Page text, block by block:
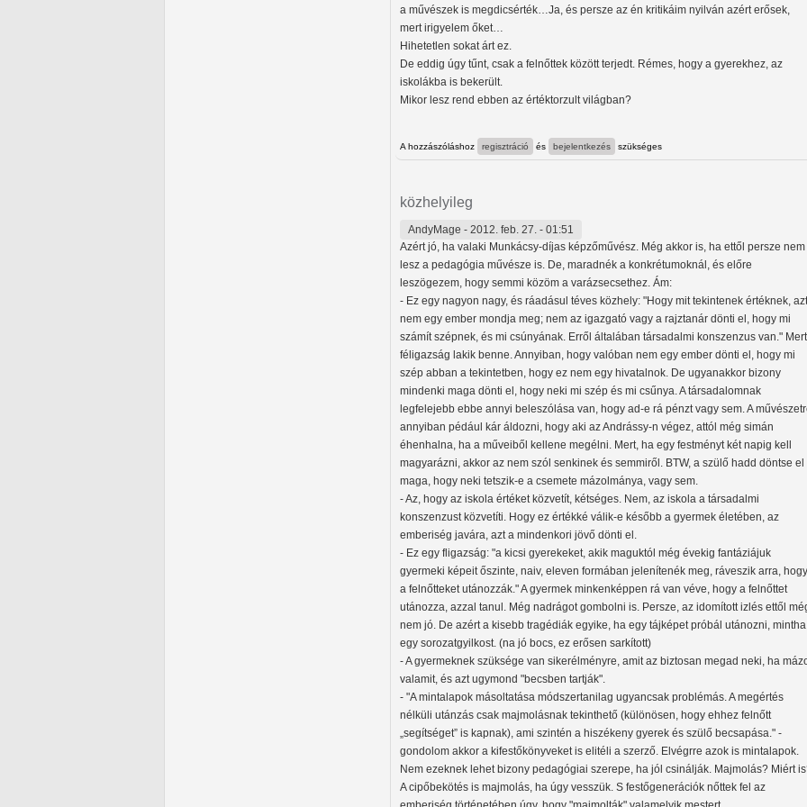
a művészek is megdicsérték…Ja, és persze az én kritikáim nyilván azért erősek,
mert irigyelem őket…
Hihetetlen sokat árt ez.
De eddig úgy tűnt, csak a felnőttek között terjedt. Rémes, hogy a gyerekhez, az
iskolákba is bekerült.
Mikor lesz rend ebben az értéktorzult világban?
A hozzászóláshoz regisztráció és bejelentkezés szükséges
közhelyileg
AndyMage - 2012. feb. 27. - 01:51
Azért jó, ha valaki Munkácsy-díjas képzőművész. Még akkor is, ha ettől persze nem
lesz a pedagógia művésze is. De, maradnék a konkrétumoknál, és előre
leszögezem, hogy semmi közöm a varázsecsethez. Ám:
- Ez egy nagyon nagy, és ráadásul téves közhely: "Hogy mit tekintenek értéknek, azt
nem egy ember mondja meg; nem az igazgató vagy a rajztanár dönti el, hogy mi
számít szépnek, és mi csúnyának. Erről általában társadalmi konszenzus van." Mert
féligazság lakik benne. Annyiban, hogy valóban nem egy ember dönti el, hogy mi
szép abban a tekintetben, hogy ez nem egy hivatalnok. De ugyanakkor bizony
mindenki maga dönti el, hogy neki mi szép és mi csűnya. A társadalomnak
legfelejebb ebbe annyi beleszólása van, hogy ad-e rá pénzt vagy sem. A
annyiban pédául kár áldozni, hogy aki az Andrássy-n végez, attól még simán
éhenhalna, ha a műveiből kellene megélni. Mert, ha egy festményt két napig kell
magyarázni, akkor az nem szól senkinek és semmiről. BTW, a szülő hadd döntse el
maga, hogy neki tetszik-e a csemete mázolmánya, vagy sem.
- Az, hogy az iskola értéket közvetít, kétséges. Nem, az iskola a társadalmi
konszenzust közvetíti. Hogy ez értékké válik-e később a gyermek életében, az
emberiség javára, azt a mindenkori jövő dönti el.
- Ez egy fligazság: "a kicsi gyerekeket, akik maguktól még évekig fantáziájuk
gyermeki képeit őszinte, naiv, eleven formában jelenítenék meg, ráveszik arra, hogy
a felnőtteket utánozzák." A gyermek minkenképpen rá van véve, hogy a felnőttet
utánozza, azzal tanul. Még nadrágot gombolni is. Persze, az idomított izlés ettől
nem jó. De azért a kisebb tragédiák egyike, ha egy tájképet próbál utánozni, mintha
egy sorozatgyilkost. (na jó bocs, ez erősen sarkított)
- A gyermeknek szüksége van sikerélményre, amit az biztosan megad neki, ha
valamit, és azt ugymond "becsben tartják".
- "A mintalapok másoltatása módszertanilag ugyancsak problémás. A megértés
nélküli utánzás csak majmolásnak tekinthető (különösen, hogy ehhez felnőtt
„segítséget” is kapnak), ami szintén a hiszékeny gyerek és szülő becsapása." -
gondolom akkor a kifestőkönyveket is elitéli a szerző. Elvégrre azok is mintalapok.
Nem ezeknek lehet bizony pedagógiai szerepe, ha jól csinálják. Majmolás? Miért
A cipőbekötés is majmolás, ha úgy vesszük. S festőgenerációk nőttek fel az